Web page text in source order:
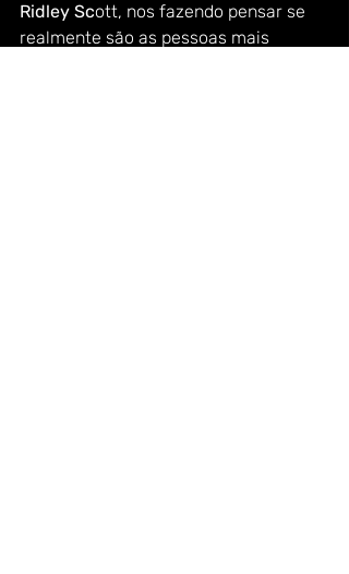
Ridley Scott, nos fazendo pensar se
realmente são as pessoas mais